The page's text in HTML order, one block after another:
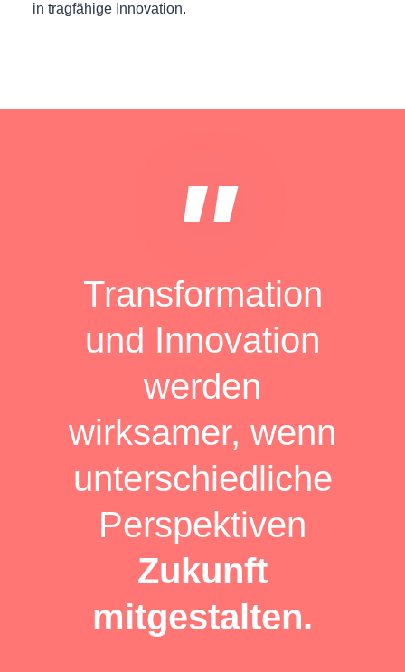
in tragfähige Innovation.
"
Transformation
und Innovation
werden
wirksamer, wenn
unterschiedliche
Perspektiven
Zukunft
mitgestalten.